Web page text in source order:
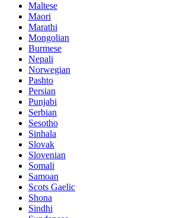
Maltese
Maori
Marathi
Mongolian
Burmese
Nepali
Norwegian
Pashto
Persian
Punjabi
Serbian
Sesotho
Sinhala
Slovak
Slovenian
Somali
Samoan
Scots Gaelic
Shona
Sindhi